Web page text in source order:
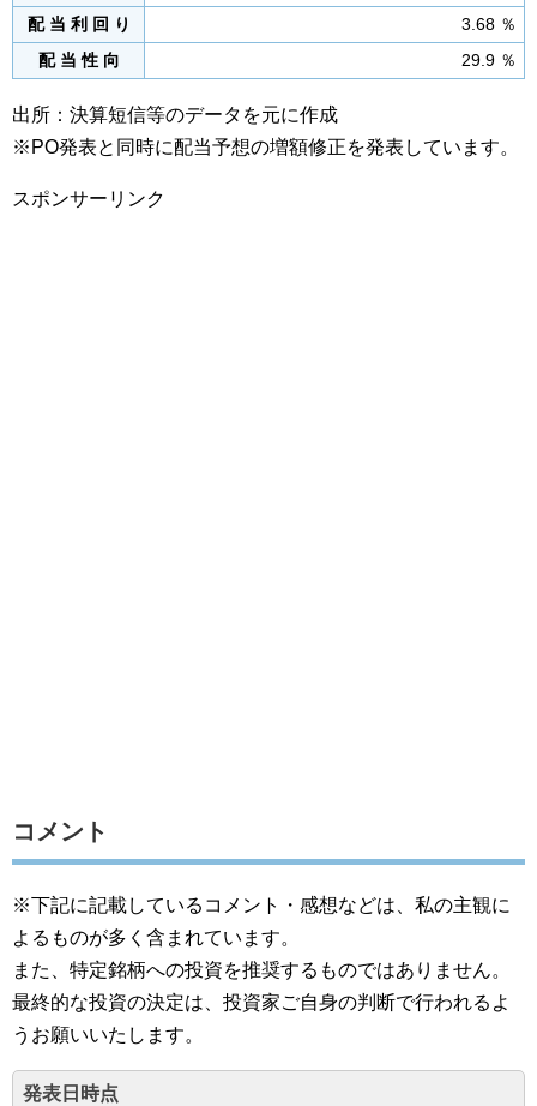
配 当 利 回 り
3.68 ％
配 当 性 向
29.9 ％
出所：決算短信等のデータを元に作成
※PO発表と同時に配当予想の増額修正を発表しています。
スポンサーリンク
コメント
※下記に記載しているコメント・感想などは、私の主観に
よるものが多く含まれています。
また、特定銘柄への投資を推奨するものではありません。
最終的な投資の決定は、投資家ご自身の判断で行われるよ
うお願いいたします。
発表日時点